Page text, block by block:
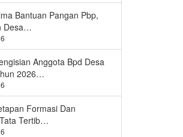
Bantuan Pangan Pbp,
Desa…
Anggota Bpd Desa
2026…
Formasi Dan
Tertib…